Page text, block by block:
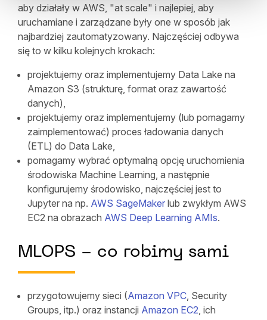
aby działały w AWS, "at scale" i najlepiej, aby
uruchamiane i zarządzane były one w sposób jak
najbardziej zautomatyzowany. Najczęściej odbywa
się to w kilku kolejnych krokach:
projektujemy oraz implementujemy Data Lake na
Amazon S3 (strukturę, format oraz zawartość
danych),
projektujemy oraz implementujemy (lub pomagamy
zaimplementować) proces ładowania danych
(ETL) do Data Lake,
pomagamy wybrać optymalną opcję uruchomienia
środowiska Machine Learning, a następnie
konfigurujemy środowisko, najczęściej jest to
Jupyter na np. AWS SageMaker lub zwykłym AWS
EC2 na obrazach AWS Deep Learning AMIs.
MLOPS - co robimy sami
przygotowujemy sieci (Amazon VPC , Security
Groups, itp.) oraz instancji Amazon EC2 , ich